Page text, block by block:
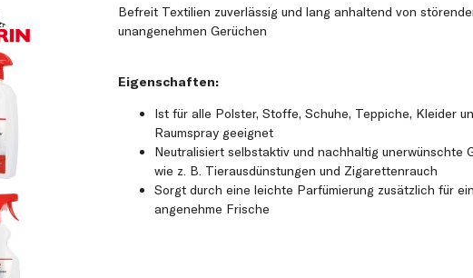
Befreit Textilien zuverlässig und lang anhaltend von
unangenehmen Gerüchen
Eigenschaften:
Ist für alle Polster, Stoffe, Schuhe, Teppiche, Kleider
Raumspray geeignet
Neutralisiert selbstaktiv und nachhaltig unerwünschte
wie z. B. Tierausdünstungen und Zigarettenrauch
Sorgt durch eine leichte Parfümierung zusätzlich für
angenehme Frische